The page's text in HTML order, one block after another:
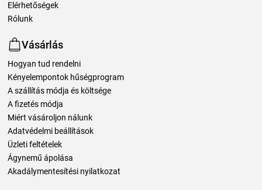
Elérhetőségek
Rólunk
Vásárlás
Hogyan tud rendelni
Kényelempontok hűségprogram
A szállítás módja és költsége
A fizetés módja
Miért vásároljon nálunk
Adatvédelmi beállítások
Üzleti feltételek
Ágynemű ápolása
Akadálymentesítési nyilatkozat